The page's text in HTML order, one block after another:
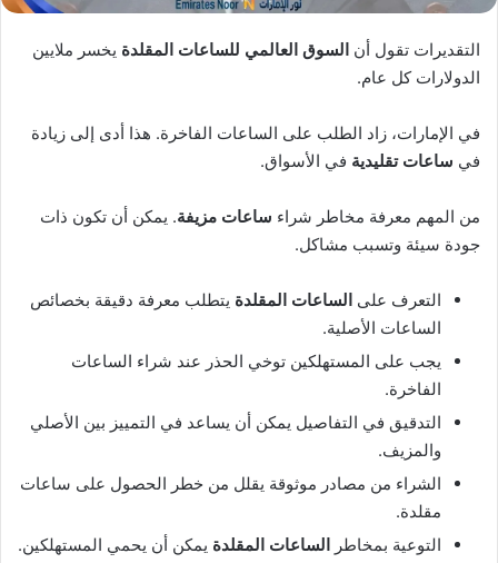
ن
التقديرات تقول أن السوق العالمي للساعات المقلدة يخسر ملايين
الدولارات كل عام.
في الإمارات، زاد الطلب على الساعات الفاخرة. هذا أدى إلى زيادة
في ساعات تقليدية في الأسواق.
من المهم معرفة مخاطر شراء ساعات مزيفة. يمكن أن تكون ذات
جودة سيئة وتسبب مشاكل.
التعرف على الساعات المقلدة يتطلب معرفة دقيقة بخصائص
الساعات الأصلية.
يجب على المستهلكين توخي الحذر عند شراء الساعات
الفاخرة.
التدقيق في التفاصيل يمكن أن يساعد في التمييز بين الأصلي
والمزيف.
الشراء من مصادر موثوقة يقلل من خطر الحصول على ساعات
مقلدة.
التوعية بمخاطر
الساعات المقلدة يمكن أن يحمي المستهلكين.